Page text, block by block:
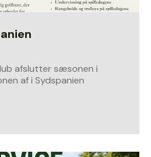
afslutter sæsonen i
af i Sydspanien